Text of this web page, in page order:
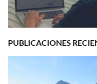
PUBLICACIONES